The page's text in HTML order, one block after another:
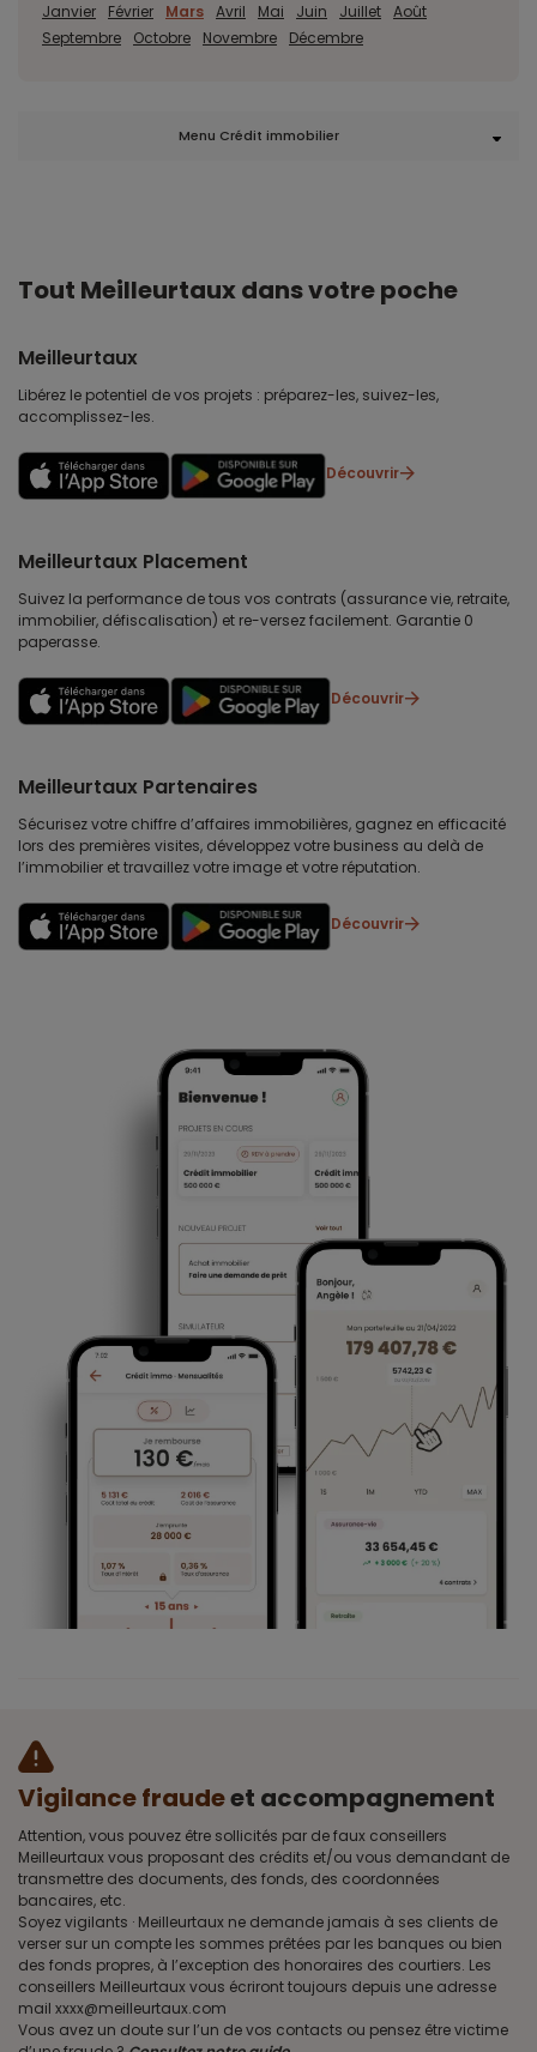
Janvier Février Mars Avril Mai Juin Juillet Août
Septembre
Octobre Novembre Décembre
Menu Crédit immobilier
Tout Meilleurtaux dans votre poche
Meilleurtaux
Libérez le potentiel de vos projets : préparez-les, suivez-les,
accomplissez-les.
Découvrir
Meilleurtaux Placement
Suivez la performance de tous vos contrats (assurance vie, retraite,
immobilier, défiscalisation) et re-versez facilement. Garantie 0
paperasse.
Découvrir
Meilleurtaux Partenaires
Sécurisez votre chiffre d’affaires immobilières, gagnez en efficacité
lors des premières visites, développez votre business au delà de
l’immobilier et travaillez votre image et votre réputation.
Découvrir
Vigilance fraudeet accompagnement
Attention, vous pouvez être sollicités par de faux conseillers
Meilleurtaux vous proposant des crédits et/ou vous demandant de
transmettre des documents, des fonds, des coordonnées
bancaires, etc.
Soyez vigilants · Meilleurtaux ne demande jamais à ses clients de
verser sur un compte les sommes prêtées par les banques ou bien
des fonds propres, à l’exception des honoraires des courtiers. Les
conseillers Meilleurtaux vous écriront toujours depuis une adresse
mail xxxx@meilleurtaux.com
Vous avez un doute sur l’un de vos contacts ou pensez être victime